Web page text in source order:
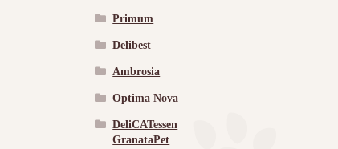
Primum
Delibest
Ambrosia
Optima Nova
DeliCATessen
GranataPet